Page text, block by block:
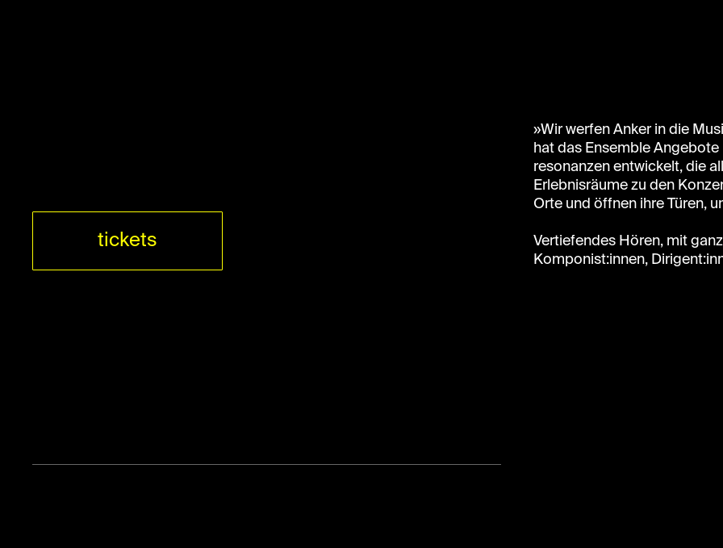
tickets
»Wir werfen Anker in die
hat das Ensemble
resonanzen entwickelt, die
Erlebnisräume zu den
Orte und öffnen ihre Türen,
Vertiefendes Hören, mit
Komponist:innen,